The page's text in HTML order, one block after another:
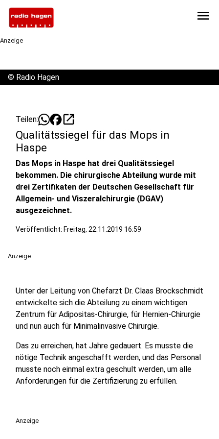
menu
Anzeige
© Radio Hagen
Teilen: open_in_new
Qualitätssiegel für das Mops in
Haspe
Das Mops in Haspe hat drei Qualitätssiegel
bekommen. Die chirurgische Abteilung wurde mit
drei Zertifikaten der Deutschen Gesellschaft für
Allgemein- und Viszeralchirurgie (DGAV)
ausgezeichnet.
Veröffentlicht: Freitag, 22.11.2019 16:59
Anzeige
Unter der Leitung von Chefarzt Dr. Claas Brockschmidt
entwickelte sich die Abteilung zu einem wichtigen
Zentrum für Adipositas-Chirurgie, für Hernien-Chirurgie
und nun auch für Minimalinvasive Chirurgie.
Das zu erreichen, hat Jahre gedauert. Es musste die
nötige Technik angeschafft werden, und das Personal
musste noch einmal extra geschult werden, um alle
Anforderungen für die Zertifizierung zu erfüllen.
Anzeige